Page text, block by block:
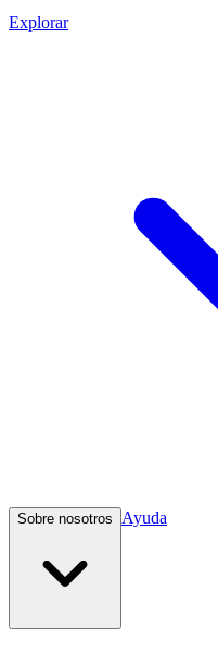
Explorar
Sobre nosotros Ayuda